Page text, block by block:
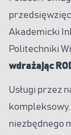
Akademicki
Politechniki
wdrażając
Usługi przez
niezbędnego